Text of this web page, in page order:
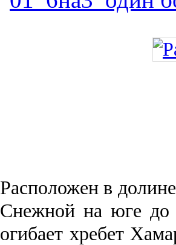
Рас­положен в
Снежной на юге до
огибает хребет